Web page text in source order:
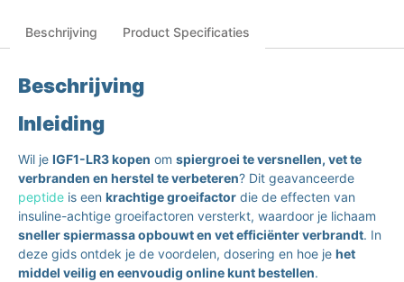
Beschrijving Product Specificaties
Beschrijving
Inleiding
Wil je IGF1-LR3 kopen om spiergroei te versnellen, vet te
verbranden en herstel te verbeteren? Dit geavanceerde
peptide is een krachtige groeifactor die de effecten van
insuline-achtige groeifactoren versterkt, waardoor je lichaam
sneller spiermassa opbouwt en vet efficiënter verbrandt. In
deze gids ontdek je de voordelen, dosering en hoe je het
middel veilig en eenvoudig online kunt bestellen.